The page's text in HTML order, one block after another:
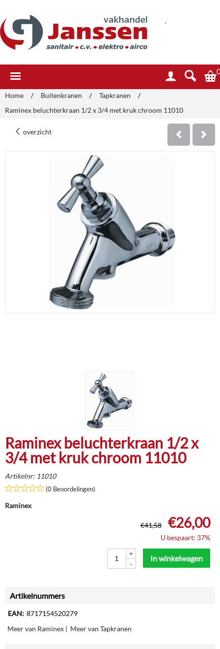
.
Home / Buitenkranen / Tapkranen
/
Raminex beluchterkraan 1/2 x 3/4 met kruk chroom 11010
overzicht
Raminex beluchterkraan 1/2 x
3/4 met kruk chroom 11010
Artikelnr: 11010
(0 Beoordelingen)
Raminex
€41,58 €26,00
U bespaart: 37%
+
-
In winkelwagen
Artikelnummers
EAN: 8717154520279
Meer van Raminex | Meer van Tapkranen